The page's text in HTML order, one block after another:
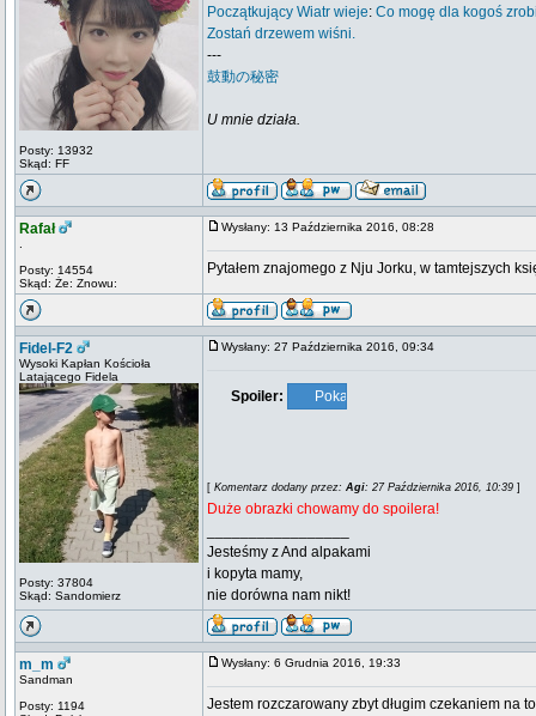
Posty: 13932
Skąd: FF
Początkujący Wiatr wieje: Co mogę dla kogoś
Zostań drzewem wiśni.
---
鼓動の秘密
U mnie działa.
Rafał
Posty: 14554
Skąd: Że: Znowu:
Wysłany: 13 Października 2016, 08:28
Pytałem znajomego z Nju Jorku, w tamtejszych
Fidel-F2
Wysoki Kapłan Kościoła
Latającego Fidela
Posty: 37804
Skąd: Sandomierz
Wysłany: 27 Października 2016, 09:34
Spoiler:
[ Komentarz dodany przez: Agi: 27 Października 2016, 10:39 ]
Duże obrazki chowamy do spoilera!
Jesteśmy z And alpakami
i kopyta mamy,
nie dorówna nam nikt!
m_m
Sandman
Posty: 1194
Wysłany: 6 Grudnia 2016, 19:33
Jestem rozczarowany zbyt długim czekaniem na